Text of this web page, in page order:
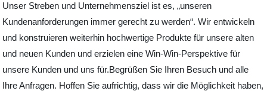
Unser Streben und Unternehmensziel ist es, „unseren
Kundenanforderungen immer gerecht zu werden“. Wir entwickeln
und konstruieren weiterhin hochwertige Produkte für unsere alten
und neuen Kunden und erzielen eine Win-Win-Perspektive für
unsere Kunden und uns für.Begrüßen Sie Ihren Besuch und alle
Ihre Anfragen. Hoffen Sie aufrichtig, dass wir die Möglichkeit haben,